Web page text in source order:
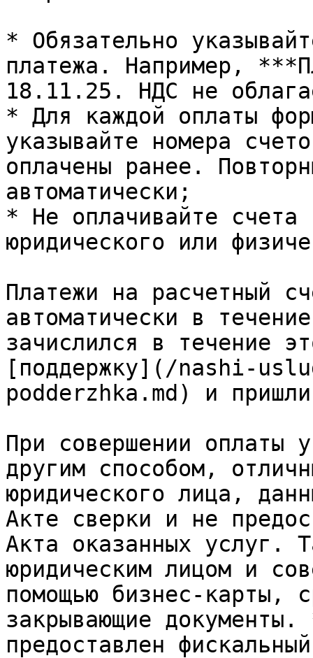
* Обязательно
платежа. Например,
18.11.25. НДС не
* Для каждой оплаты
указывайте номера
оплачены ранее.
автоматически;
* Не оплачивайте счета
юридического или
Платежи на расчетный
автоматически в
зачислился в течение
[поддержку](/nashi-
podderzhka.md) и
При совершении оплаты
другим способом,
юридического лица,
Акте сверки и не
Акта оказанных услуг.
юридическим лицом и
помощью бизнес-карты,
закрывающие
предоставлен